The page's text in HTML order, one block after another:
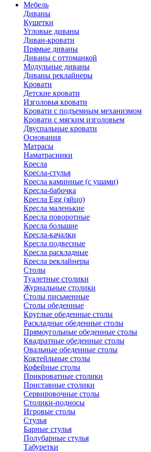
Мебель
Диваны
Кушетки
Угловые диваны
Диван-кровати
Прямые диваны
Диваны с оттоманкой
Модульные диваны
Диваны реклайнеры
Кровати
Детские кровати
Изголовья кровати
Кровати с подъемным механизмом
Кровати с мягким изголовьем
Двуспальные кровати
Основания
Матрасы
Наматрасники
Кресла
Кресла-стулья
Кресла каминные (с ушами)
Кресла-бабочка
Кресла Egg (яйцо)
Кресла маленькие
Кресла поворотные
Кресла большие
Кресла-качалки
Кресла подвесные
Кресла раскладные
Кресла реклайнеры
Столы
Туалетные столики
Журнальные столики
Столы письменные
Столы обеденные
Круглые обеденные столы
Раскладные обеденные столы
Прямоугольные обеденные столы
Квадратные обеденные столы
Овальные обеденные столы
Коктейльные столы
Кофейные столы
Прикроватные столики
Приставные столики
Сервировочные столы
Столики-подносы
Игровые столы
Стулья
Барные стулья
Полубарные стулья
Табуретки